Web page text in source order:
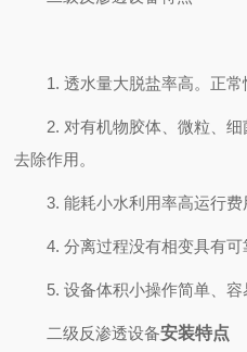
1. 透水量大脱盐率高。正常
2. 对有机物胶体、微粒、细
去除作用。
3. 能耗小水利用率高运行费
4. 分离过程没有相变具有可
5. 设备体积小操作简单、容
二级反渗透设备安装特点